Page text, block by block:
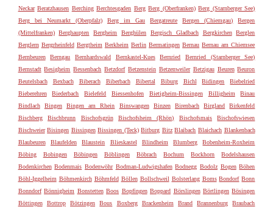
Neckar Beratzhausen Berching Berchtesgaden Berg Berg (Oberfranken) Berg (Starnberger See)
Berg bei Neumarkt (Oberpfalz)
Berg im Gau Bergatreute Bergen (Chiemgau)
Bergen
(Mittelfranken)
Berghaupten Bergheim Berghülen Bergisch Gladbach Bergkirchen
Berglen
Berglern Bergrheinfeld Bergtheim Berkheim Berlin Bermatingen Bernau Bernau am Chiemsee
Bernbeuren
Berngau Bernhardswald Bernkastel-Kues Bernried
Bernried (Starnberger See)
Bernstadt Besigheim Bessenbach Betzdorf Betzenstein Betzenweiler Betzigau Beuren Beuron
Beutelsbach
Bexbach Biberach Biberbach Bibertal Biburg Bichl Bidingen
Biebelried
Bieberehren
Biederbach Bielefeld Biessenhofen Bietigheim-Bissingen Billigheim
Binau
Bindlach
Bingen Bingen am Rhein Binswangen Binzen Birenbach Birgland
Birkenfeld
Bischberg
Bischbrunn Bischofsgrün Bischofsheim (Rhön) Bischofsmais
Bischofswiesen
Bischweier Bisingen Bissingen Bissingen (Teck) Bitburg Bitz Blaibach Blaichach Blankenbach
Blaubeuren
Blaufelden Blaustein Blieskastel Blindheim Blumberg
Bobenheim-Roxheim
Böbing
Bobingen Böbingen Böblingen Böbrach Bochum Bockhorn
Bodelshausen
Bodenkirchen Bodenmais Bodenwöhr Bodman-Ludwigshafen Bodnegg Bodolz Bogen Böhen
Böhl-Iggelheim Böhmenkirch Böhmfeld Böllen Bollschweil Bolsterlang Boms Bondorf Bonn
Bonndorf Bönnigheim Bonstetten Boos Bopfingen Boppard Börslingen Börtlingen Bösingen
Böttingen
Bottrop Bötzingen Bous Boxberg Brackenheim Brand Brannenburg
Braubach